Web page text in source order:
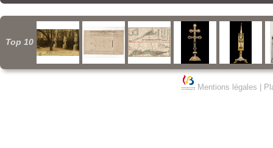
Top 10
Mentions légales